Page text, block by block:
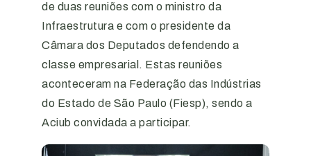
de duas reuniões com o ministro da
Infraestrutura e com o presidente da
Câmara dos Deputados defendendo a
classe empresarial. Estas reuniões
aconteceram na Federação das Indústrias
do Estado de São Paulo (Fiesp), sendo a
Aciub convidada a participar.